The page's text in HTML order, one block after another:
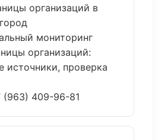
организаций в
мониторинг
организаций:
источники, проверка
(963) 409-96-81